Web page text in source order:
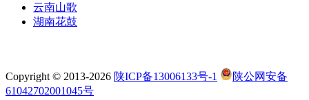
云南山歌
湖南花鼓
Copyright © 2013-2026 陕ICP备13006133号-1
陕公网安备
61042702001045号